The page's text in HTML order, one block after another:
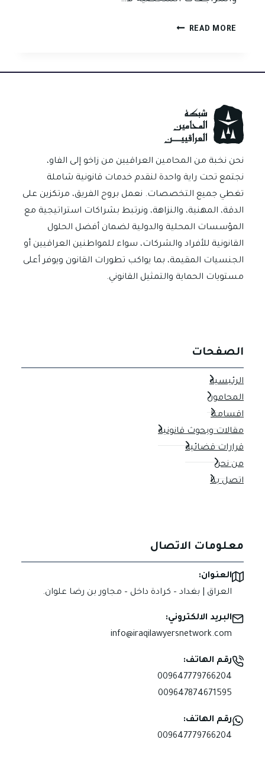
READ MORE هل
تقطع
دعاوى
الأوراق
التجارية
في
العراق؟
نحن نخبة من المحامين العراقيين من زاخو إلى الفاو،
نجتمع تحت راية واحدة لنقدم خدمات قانونية شاملة
تغطي جميع التخصصات. نعمل بروح الفريق، مرتكزين على
الدقة، المهنية، والنزاهة، ونرتبط بشراكات استراتيجية مع
المؤسسات المحلية والدولية لضمان أفضل الحلول
القانونية للأفراد والشركات، سواء للمواطنين العراقيين أو
الجنسيات المقيمة، بما يواكب تطورات القانون ويوفر أعلى
مستويات الحماية والتمثيل القانوني.
الصفحات
الرئيسية
المحامون
اقسامنا
مقالات وبحوث قانونية
قرارات قضائية
من نحن
اتصل بنا
معلومات الاتصال
العنوان:
العراق | بغداد – كرادة داخل – مجاور بن رضا علوان.
البريد الالكتروني:
info@iraqilawyersnetwork.com
رقم الهاتف:
009647779766204
009647874671595
رقم الهاتف:
009647779766204